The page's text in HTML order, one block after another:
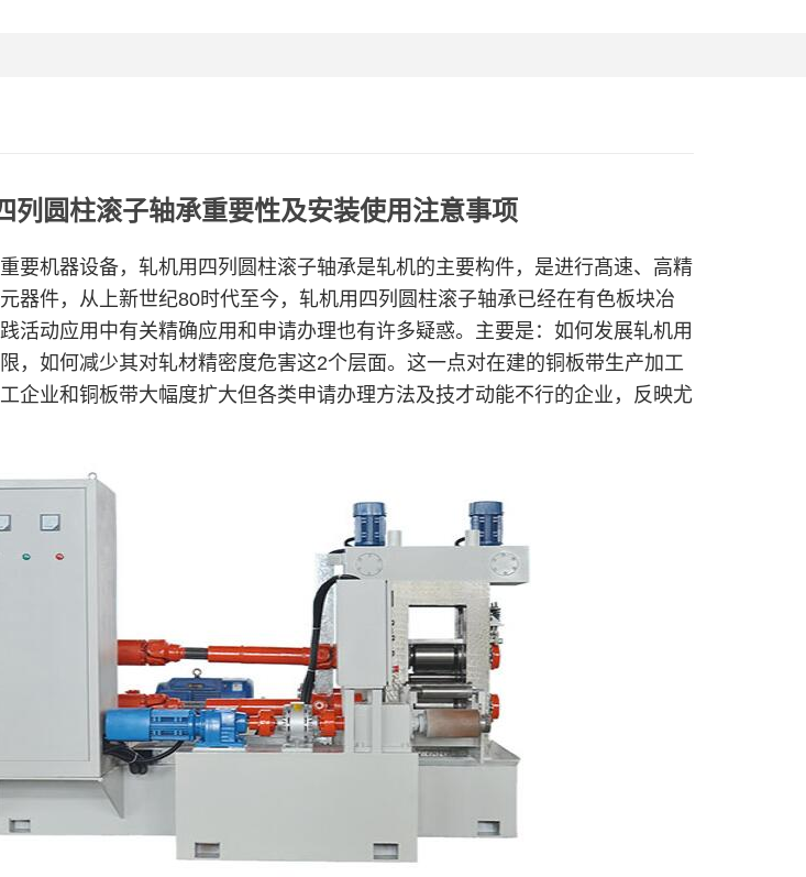
列圆柱滚子轴承重要性及安装使用注意事项
机器设备，轧机用四列圆柱滚子轴承是轧机的主要构件，是进行髙速、高精
器件，从上新世纪80时代至今，轧机用四列圆柱滚子轴承已经在有色板块冶
活动应用中有关精确应用和申请办理也有许多疑惑。主要是：如何发展轧机用
，如何减少其对轧材精密度危害这2个层面。这一点对在建的铜板带生产加工
企业和铜板带大幅度扩大但各类申请办理方法及技才动能不行的企业，反映尤